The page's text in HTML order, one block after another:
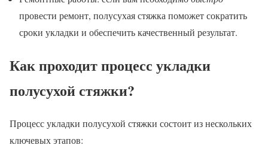
провести ремонт, полусухая стяжка поможет сократить
сроки укладки и обеспечить качественный результат.
Как проходит процесс укладки
полусухой стяжки?
Процесс укладки полусухой стяжки состоит из нескольких
ключевых этапов: